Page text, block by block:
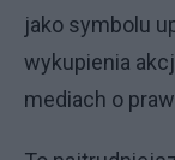
jako symbolu
wykupienia
mediach o